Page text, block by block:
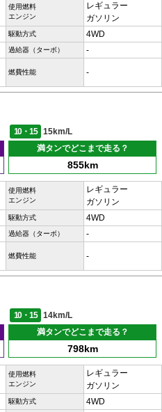
使用燃料
エンジン
レギュラー
ガソリン
駆動方式 4WD
過給器（ターボ） -
燃費性能 -
10・15
15km/L
満タンでどこまで走る？
855km
使用燃料
エンジン
レギュラー
ガソリン
駆動方式 4WD
過給器（ターボ） -
燃費性能 -
10・15
14km/L
満タンでどこまで走る？
798km
使用燃料
エンジン
レギュラー
ガソリン
駆動方式 4WD